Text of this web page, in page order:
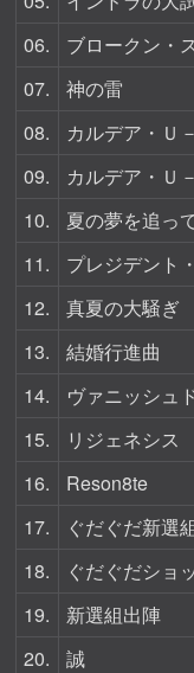
06.
ブロークン・
07.
神の雷
08.
カルデア・Ｕ
09.
カルデア・Ｕ
10.
夏の夢を追っ
11.
プレジデント
12.
真夏の大騒ぎ
13.
結婚行進曲
14.
ヴァニッシュ
15.
リジェネシス
16.
Reson8te
17.
ぐだぐだ新選
18.
ぐだぐだショ
19.
新選組出陣
20.
誠